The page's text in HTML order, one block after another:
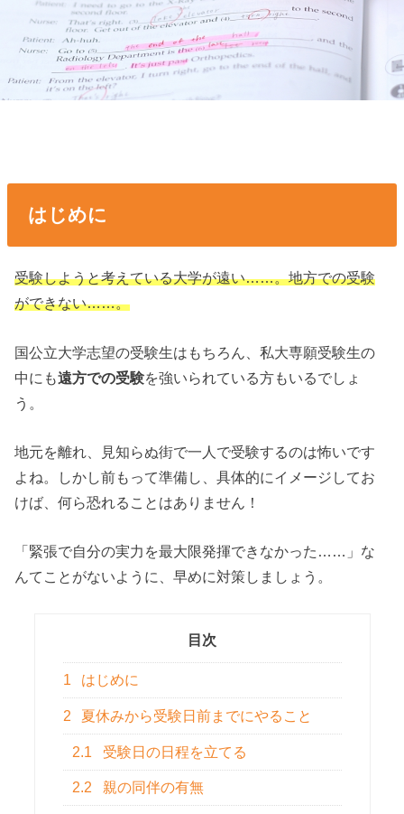
はじめに
受験しようと考えている大学が遠い……。地方での受験
ができない……。
国公立大学志望の受験生はもちろん、私大専願受験生の
中にも遠方での受験を強いられている方もいるでしょ
う。
地元を離れ、見知らぬ街で一人で受験するのは怖いです
よね。しかし前もって準備し、具体的にイメージしてお
けば、何ら恐れることはありません！
「緊張で自分の実力を最大限発揮できなかった……」な
んてことがないように、早めに対策しましょう。
目次
1 はじめに
2 夏休みから受験日前までにやること
2.1 受験日の日程を立てる
2.2 親の同伴の有無